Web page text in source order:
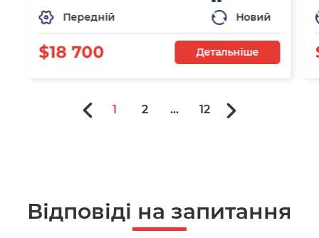
Передній
Новий
$18 700 Детальніше
1 2 ... 12
Відповіді на запитання